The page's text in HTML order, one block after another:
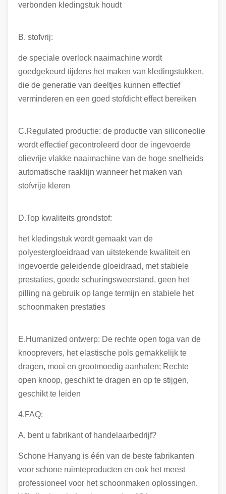
verbonden kledingstuk houdt
B. stofvrij:
de speciale overlock naaimachine wordt
goedgekeurd tijdens het maken van kledingstukken,
die de generatie van deeltjes kunnen effectief
verminderen en een goed stofdicht effect bereiken
C.Regulated productie: de productie van siliconeolie
wordt effectief gecontroleerd door de ingevoerde
olievrije vlakke naaimachine van de hoge snelheids
automatische raaklijn wanneer het maken van
stofvrije kleren
D.Top kwaliteits grondstof:
het kledingstuk wordt gemaakt van de
polyestergloeidraad van uitstekende kwaliteit en
ingevoerde geleidende gloeidraad, met stabiele
prestaties, goede schuringsweerstand, geen het
pilling na gebruik op lange termijn en stabiele het
schoonmaken prestaties
E.Humanized ontwerp: De rechte open toga van de
knooprevers, het elastische pols gemakkelijk te
dragen, mooi en grootmoedig aanhalen; Rechte
open knoop, geschikt te dragen en op te stijgen,
geschikt te leiden
4.FAQ:
A, bent u fabrikant of handelaarbedrijf?
Schone Hanyang is één van de beste fabrikanten
voor schone ruimteproducten en ook het meest
professioneel voor het schoonmaken oplossingen.